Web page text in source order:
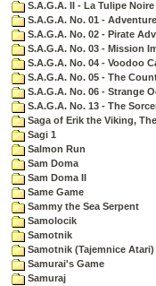
S.A.G.A. II - La Tulipe Noire
S.A.G.A. No. 01 -
S.A.G.A. No. 02 - Pirate
S.A.G.A. No. 03 - Mission
S.A.G.A. No. 04 - Voodoo
S.A.G.A. No. 05 - The
S.A.G.A. No. 06 - Strange
S.A.G.A. No. 13 - The
Saga of Erik the Viking, The
Sagi 1
Salmon Run
Sam Doma
Sam Doma II
Same Game
Sammy the Sea Serpent
Samolocik
Samotnik
Samotnik (Tajemnice Atari)
Samurai's Game
Samuraj